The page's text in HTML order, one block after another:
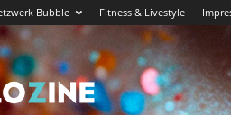
Bubble Fitness & Livestyle